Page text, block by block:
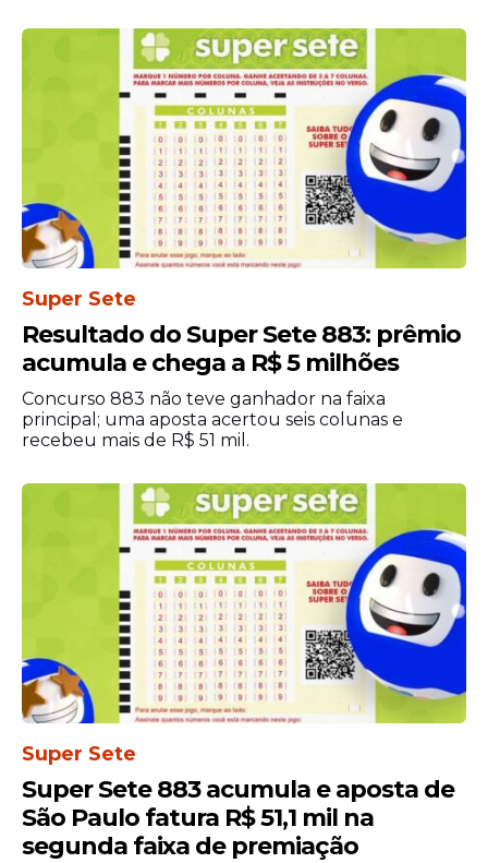
Segundo a Polícia Civil, familiares desse
primeiro preso permaneciam em frente à
delegacia no momento do ocorrido.
Conforme a corporação, a presença dessas
pessoas provocava movimentação na
entrada da unidade policial, situação que
teria sido aproveitada pelo investigado
para praticar o ato de vandalismo contra o
veículo oficial.
Após a prisão, os policiais autuaram o
homem pelo crime de dano qualificado
patrimônio público
. A legislação
prevê pena de detenção que pode variar
de seis meses a três anos, além da
aplicação de multa, conforme as
circunstâncias do caso.
Super Sete
Resultado do Super Sete 883: prêmio
acumula e chega a R$ 5 milhões
Concurso 883 não teve ganhador na faixa
principal; uma aposta acertou seis colunas e
recebeu mais de R$ 51 mil.
Super Sete
Super Sete 883 acumula e aposta de
São Paulo fatura R$ 51,1 mil na
segunda faixa de premiação